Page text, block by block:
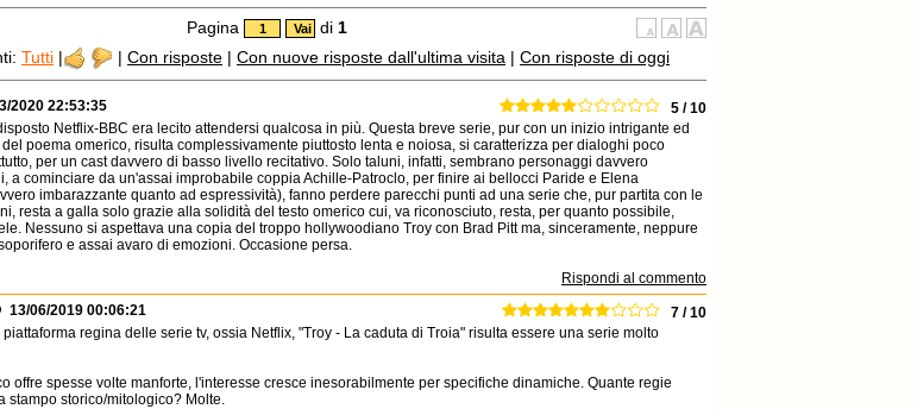
Pagina di 1
Tutti | | Con risposte | Con nuove risposte dall'ultima visita | Con risposte di oggi
2020 22:53:35
5 / 10
Netflix-BBC era lecito attendersi qualcosa in più. Questa breve serie, pur con un inizio intrigante ed
poema omerico, risulta complessivamente piuttosto lenta e noiosa, si caratterizza per dialoghi poco
per un cast davvero di basso livello recitativo. Solo taluni, infatti, sembrano personaggi davvero
a cominciare da un'assai improbabile coppia Achille-Patroclo, per finire ai bellocci Paride e Elena
imbarazzante quanto ad espressività), fanno perdere parecchi punti ad una serie che, pur partita con le
resta a galla solo grazie alla solidità del testo omerico cui, va riconosciuto, resta, per quanto possibile,
Nessuno si aspettava una copia del troppo hollywoodiano Troy con Brad Pitt ma, sinceramente, neppure
e assai avaro di emozioni. Occasione persa.
Rispondi al commento
13/06/2019 00:06:21
7 / 10
regina delle serie tv, ossia Netflix, "Troy - La caduta di Troia" risulta essere una serie molto
offre spesse volte manforte, l'interesse cresce inesorabilmente per specifiche dinamiche. Quante regie
stampo storico/mitologico? Molte.